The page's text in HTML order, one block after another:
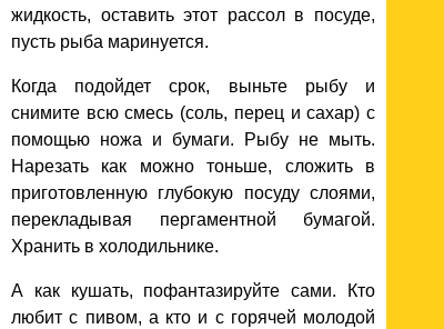
жидкость, оставить этот рассол в посуде,
пусть рыба маринуется.
Когда подойдет срок, выньте рыбу и
снимите всю смесь (соль, перец и сахар) с
помощью ножа и бумаги. Рыбу не мыть.
Нарезать как можно тоньше, сложить в
приготовленную глубокую посуду слоями,
перекладывая пергаментной бумагой.
Хранить в холодильнике.
А как кушать, пофантазируйте сами. Кто
любит с пивом, а кто и с горячей молодой